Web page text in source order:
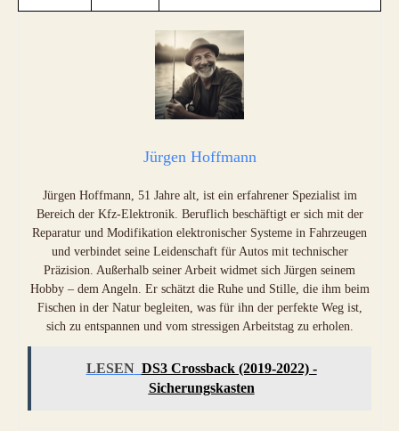
Jürgen Hoffmann
Jürgen Hoffmann, 51 Jahre alt, ist ein erfahrener Spezialist im
Bereich der Kfz-Elektronik. Beruflich beschäftigt er sich mit der
Reparatur und Modifikation elektronischer Systeme in Fahrzeugen
und verbindet seine Leidenschaft für Autos mit technischer
Präzision. Außerhalb seiner Arbeit widmet sich Jürgen seinem
Hobby – dem Angeln. Er schätzt die Ruhe und Stille, die ihm beim
Fischen in der Natur begleiten, was für ihn der perfekte Weg ist,
sich zu entspannen und vom stressigen Arbeitstag zu erholen.
LESEN DS3 Crossback (2019-2022) -
Sicherungskasten